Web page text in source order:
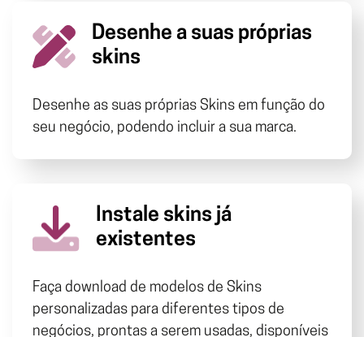
Desenhe a suas próprias
skins
Desenhe as suas próprias Skins em função do
seu negócio, podendo incluir a sua marca.
Instale skins já
existentes
Faça download de modelos de Skins
personalizadas para diferentes tipos de
negócios, prontas a serem usadas, disponíveis